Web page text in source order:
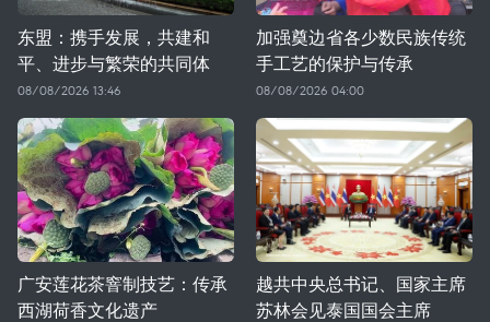
东盟：携手发展，共建和
平、进步与繁荣的共同体
08/08/2026 13:46
加强奠边省各少数民族传统
手工艺的保护与传承
08/08/2026 04:00
广安莲花茶窨制技艺：传承
西湖荷香文化遗产
越共中央总书记、国家主席
苏林会见泰国国会主席